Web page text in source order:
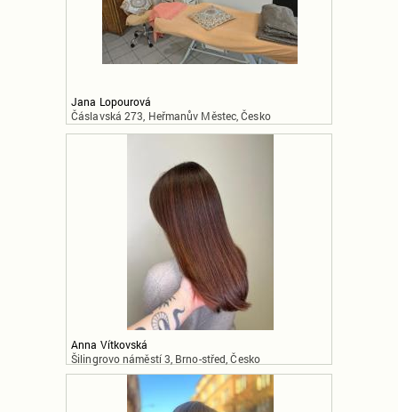
Jana Lopourová
Čáslavská 273, Heřmanův Městec, Česko
Anna Vítkovská
Šilingrovo náměstí 3, Brno-střed, Česko